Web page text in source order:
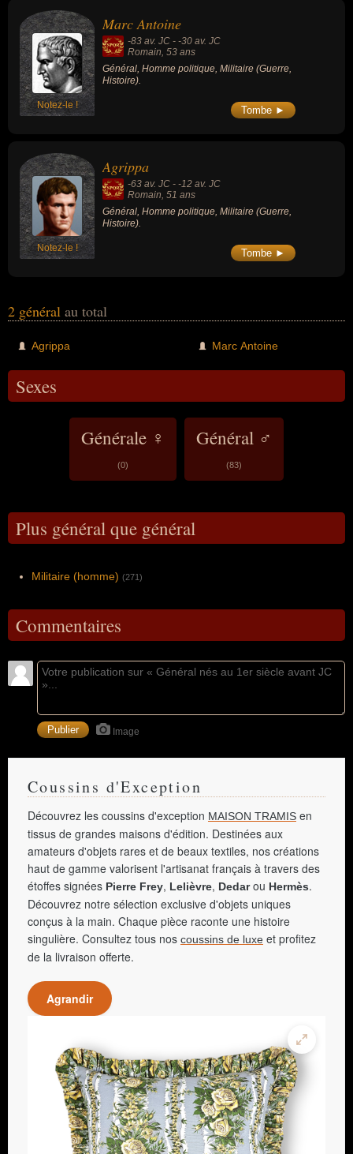
politique ou militaire. En ce qui concerne leurs nationalités au
moment de leurs morts, ils peuvent avoir été romain par exemple.
Notez-le !
Marc Antoine
-83 av. JC - -30 av. JC
Romain, 53 ans
Général, Homme politique, Militaire (Guerre,
Histoire).
Tombe ►
Notez-le !
Agrippa
-63 av. JC - -12 av. JC
Romain , 51 ans
Général, Homme politique, Militaire (Guerre,
Histoire).
Tombe ►
2 général au total
Agrippa Marc Antoine
Sexes
Générale ♀
(0)
Général ♂
(83)
Plus général que général
Militaire (homme) (271)
Commentaires
Image
Coussins d'Exception
Découvrez les coussins d'exception MAISON TRAMIS en
tissus de grandes maisons d'édition. Destinées aux
amateurs d'objets rares et de beaux textiles, nos créations
haut de gamme valorisent l'artisanat français à travers des
étoffes signées Pierre Frey, Lelièvre, Dedarou Hermès.
Découvrez notre sélection exclusive d'objets uniques
conçus à la main. Chaque pièce raconte une histoire
singulière. Consultez tous nos coussins de luxe et profitez
de la livraison offerte.
Agrandir